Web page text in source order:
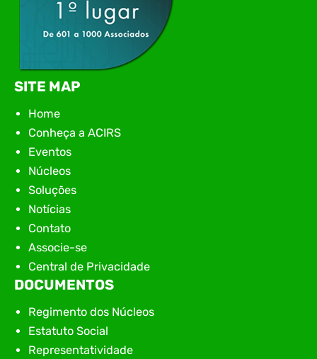
SITE MAP
Home
Conheça a ACIRS
Eventos
Núcleos
Soluções
Notícias
Contato
Associe-se
Central de Privacidade
DOCUMENTOS
Regimento dos Núcleos
Estatuto Social
Representatividade